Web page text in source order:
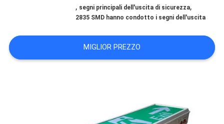
SITO
, segni principali dell'uscita di sicurezza,
2835 SMD hanno condotto i segni dell'uscita
MIGLIOR PREZZO